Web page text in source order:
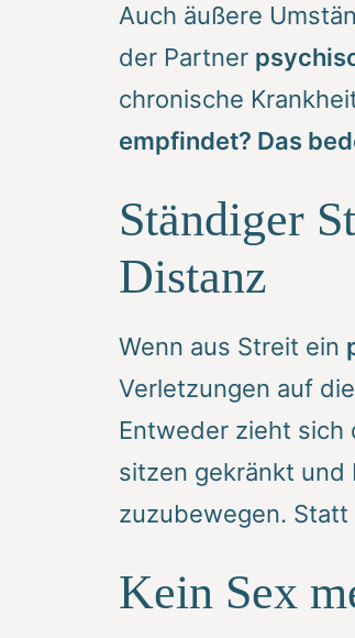
Auch äußere
der Partner
chronische
empfindet? Das
Ständiger
Distanz
Wenn aus Streit ein
Verletzungen auf
Entweder zieht sich
sitzen gekränkt und
zuzubewegen.
Kein Sex